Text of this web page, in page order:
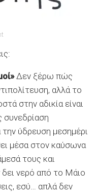
Δεν ξέρω πώς
αλλά το
στην αδικία είναι
συνεδρίαση
ύδρευση μεσημέρι
μέσα στον καύσωνα
τους και
δει νερό από το Μάιο
εσύ… απλά δεν